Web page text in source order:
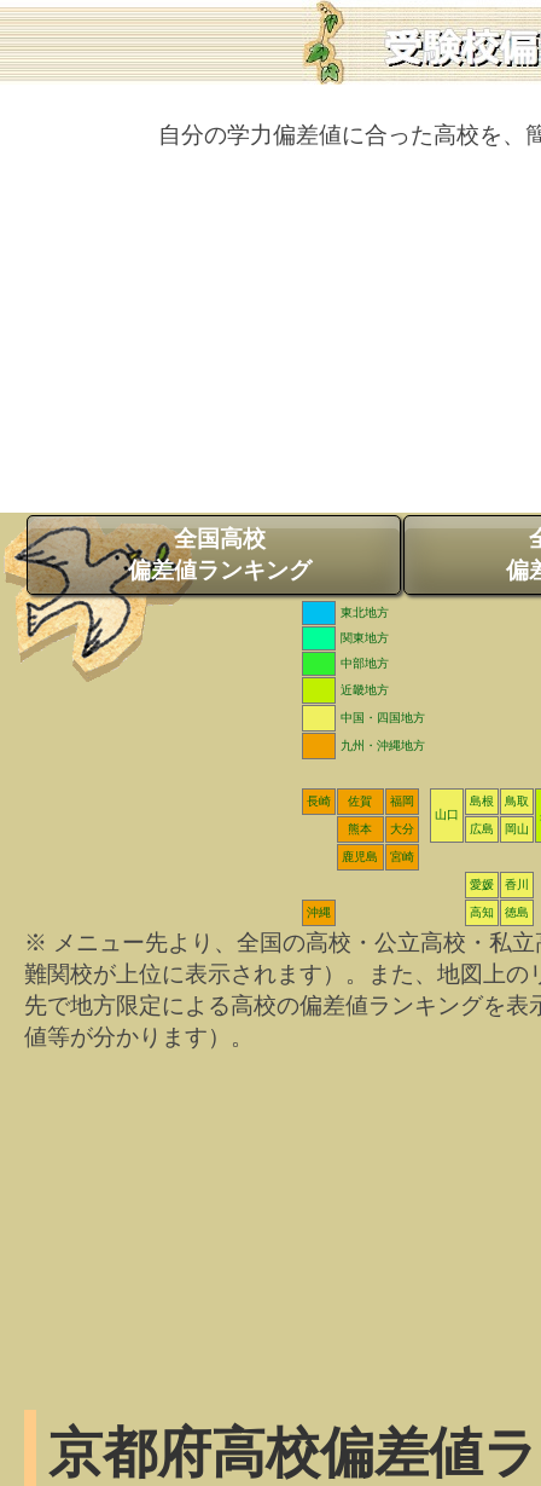
自分の学力偏差値に合った高校を、
全国高校
偏差値ランキング
偏
東北地方
関東地方
中部地方
近畿地方
中国・四国地方
九州・沖縄地方
長崎 佐賀
福岡
山口
島根
鳥取
熊本
大分 広島 岡山
鹿児島 宮崎
愛媛 香川
沖縄 高知 徳島
※ メニュー先より、全国の高校・公立高校・私
難関校が上位に表示されます）。また、地図上
先で地方限定による高校の偏差値ランキングを
値等が分かります）。
京都府高校偏差値